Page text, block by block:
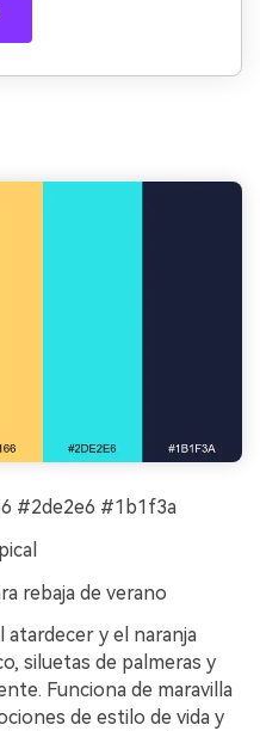
#2de2e6 #1b1f3a
rebaja de verano
atardecer y el naranja
siluetas de palmeras y
Funciona de maravilla
de estilo de vida y